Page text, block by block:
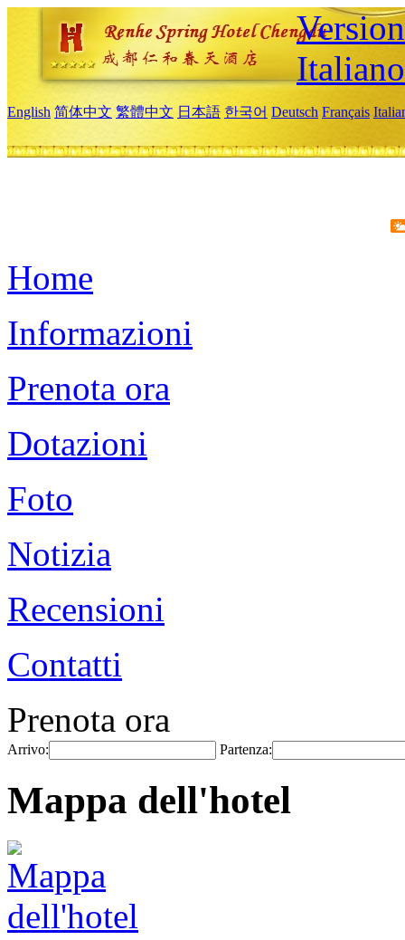
Italiano
English 简体中文 繁體中文 日本語 한국어 Deutsch Français
Home
Informazioni
Prenota ora
Dotazioni
Foto
Notizia
Recensioni
Contatti
Prenota ora
Arrivo: Partenza:
Mappa dell'hotel